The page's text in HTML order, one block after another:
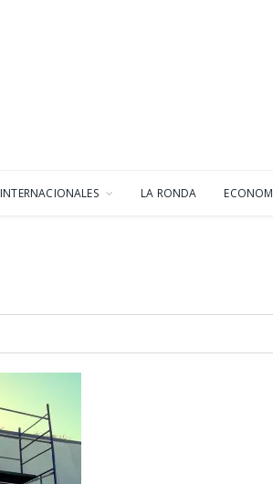
INTERNACIONALES LA RONDA